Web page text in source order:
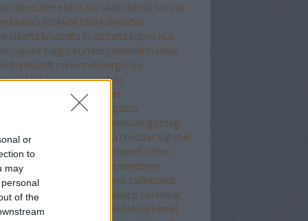
or
to
may
of the
szilveszterre bors borsikafű borsó borzas
brassói brokkoli brokkolimártás
bruscetta bruschetta búbos hús
bulgur bundás csikemell bundás
bundázott csirke mell burgonya
burgonyagombóc
burgonyakerités
burgonyapogácsa
B vitaminban gazdag
bors
cézár saláta cheddar sajt chili
paprika
cirkemell citrom
cseresznye
süti
csirkecomb csirkecomb
csirkeleves másképp csirkemáj
csirkemellfilé csirkemell filé csirkemell